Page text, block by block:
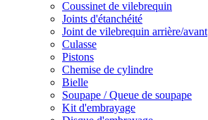
Coussinet de vilebrequin
Joints d'étanchéité
Joint de vilebrequin arrière/avant
Culasse
Pistons
Chemise de cylindre
Bielle
Soupape / Queue de soupape
Kit d'embrayage